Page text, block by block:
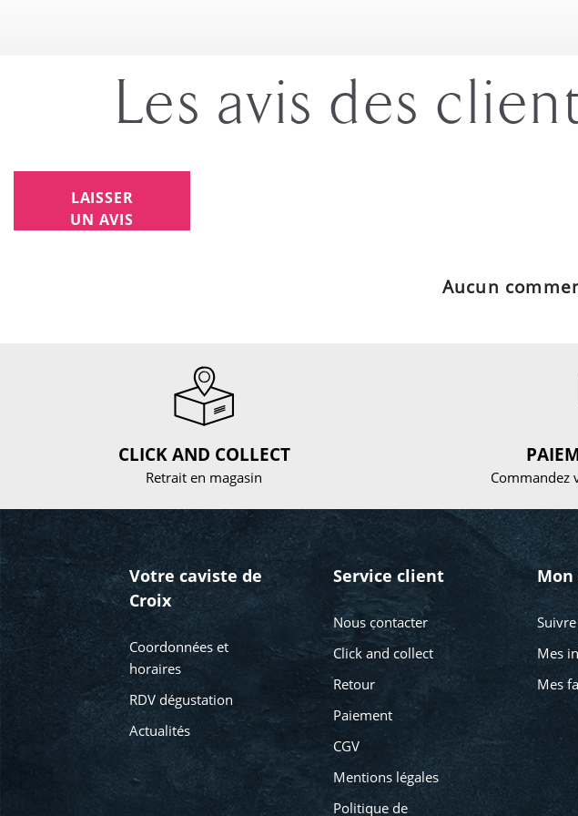
Les avis des
LAISSER
UN AVIS
Aucun
CLICK AND COLLECT
Retrait en magasin Commandez
Votre caviste de
Croix
Coordonnées et
horaires
RDV dégustation
Actualités
Service client
Nous contacter
Click and collect
Retour
Paiement
CGV
Mentions légales
Politique de
Mes
Mes